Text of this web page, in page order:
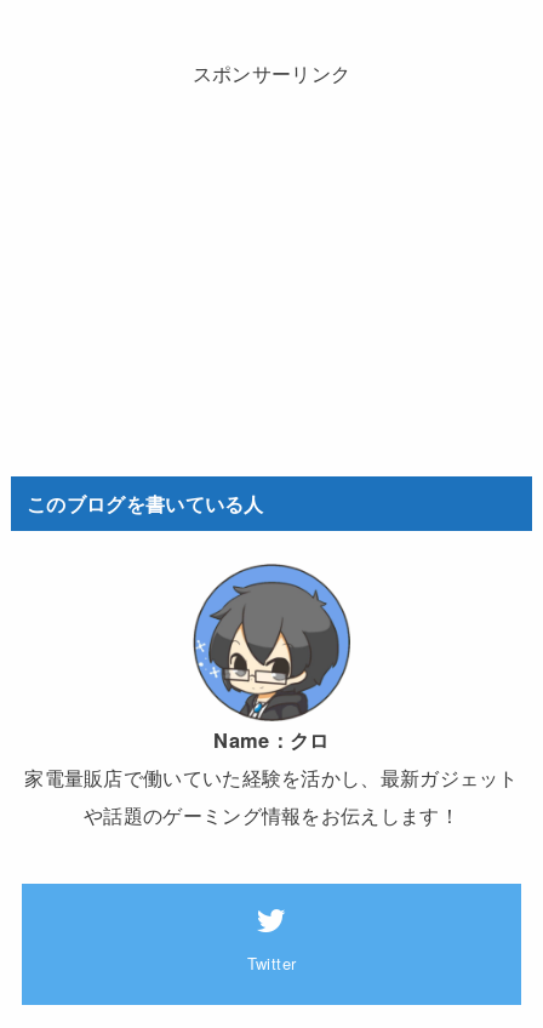
スポンサーリンク
このブログを書いている人
Name： クロ
家電量販店で働いていた経験を活かし、最新ガジェット
や話題のゲーミング情報をお伝えします！
Twitter